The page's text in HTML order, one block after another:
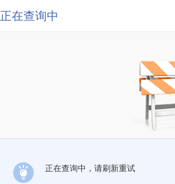
正在查询中
正在查询中，请刷新重试